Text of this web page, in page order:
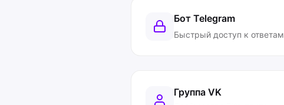
Бот Telegram
Быстрый доступ к ответам
Группа VK